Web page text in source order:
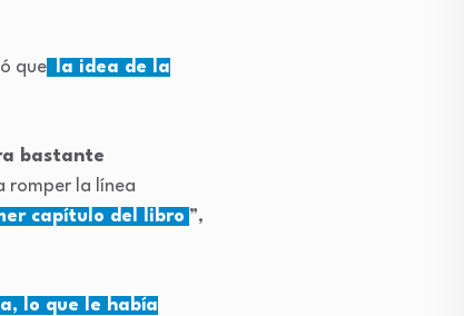
que
la idea de la
bastante
romper la línea
capítulo del libro ”,
lo que le había